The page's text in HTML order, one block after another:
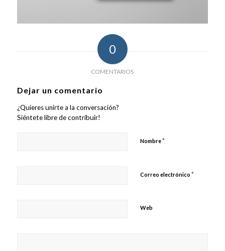
0
COMENTARIOS
Dejar un comentario
¿Quieres unirte a la conversación?
Siéntete libre de contribuir!
Nombre*
Correo electrónico *
Web